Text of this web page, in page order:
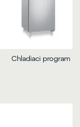
Chladiaci program